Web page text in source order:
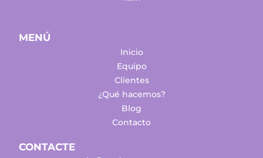
MENÚ
Inicio
Equipo
Clientes
¿Qué hacemos?
Blog
Contacto
CONTACTE